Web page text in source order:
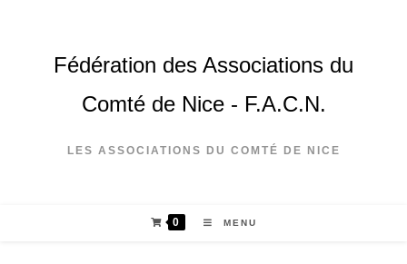
Fédération des Associations du
Comté de Nice - F.A.C.N.
LES ASSOCIATIONS DU COMTÉ DE NICE
0 MENU